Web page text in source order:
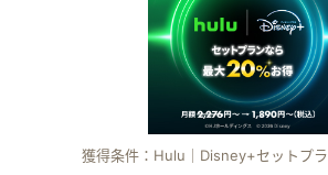
獲得条件：Hulu｜Disney+セットプ